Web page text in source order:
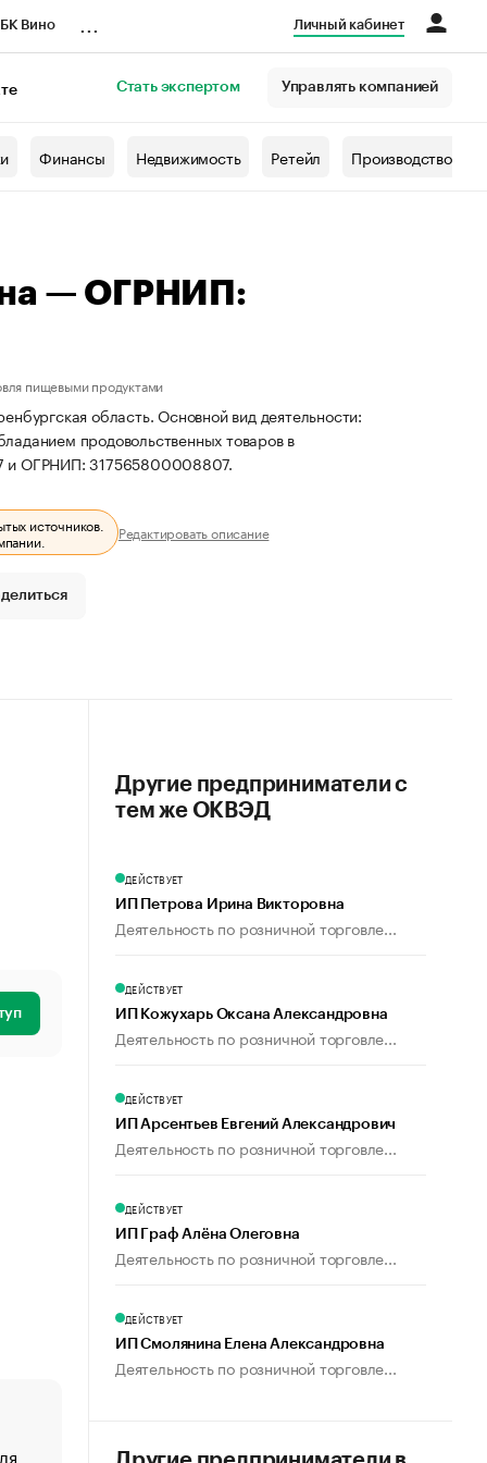
Вино Личный кабинет
Стать экспертом Управлять компанией
Финансы Недвижимость Ретейл Производство
— ОГРНИП:
пищевыми продуктами
область. Основной вид деятельности:
продовольственных товаров в
и ОГРНИП: 317565800008807.
источников.
Редактировать описание
«От спорта тело стареет иначе». Как живет глава
Другие предприниматели с
тем же ОКВЭД
ДЕЙСТВУЕТ
ИП Петрова Ирина Викторовна
Деятельность по розничной торговле...
ДЕЙСТВУЕТ
ИП Кожухарь Оксана Александровна
Деятельность по розничной торговле...
ДЕЙСТВУЕТ
ИП Арсентьев Евгений Александрович
Деятельность по розничной торговле...
ДЕЙСТВУЕТ
ИП Граф Алёна Олеговна
Деятельность по розничной торговле...
ДЕЙСТВУЕТ
ИП Смолянина Елена Александровна
Деятельность по розничной торговле...